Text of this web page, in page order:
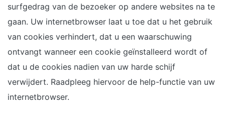
surfgedrag van de bezoeker op andere websites na te
gaan. Uw internetbrowser laat u toe dat u het gebruik
van cookies verhindert, dat u een waarschuwing
ontvangt wanneer een cookie geïnstalleerd wordt of
dat u de cookies nadien van uw harde schijf
verwijdert. Raadpleeg hiervoor de help-functie van uw
internetbrowser.